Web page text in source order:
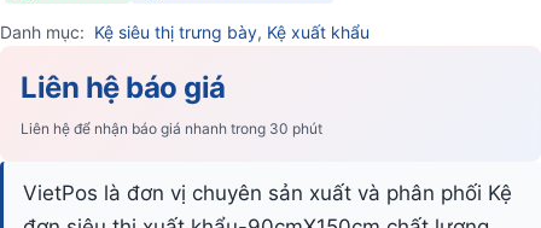
Danh mục: Kệ siêu thị trưng bày, Kệ xuất khẩu
Liên hệ báo giá
Liên hệ để nhận báo giá nhanh trong 30 phút
VietPos là đơn vị chuyên sản xuất và phân phối Kệ